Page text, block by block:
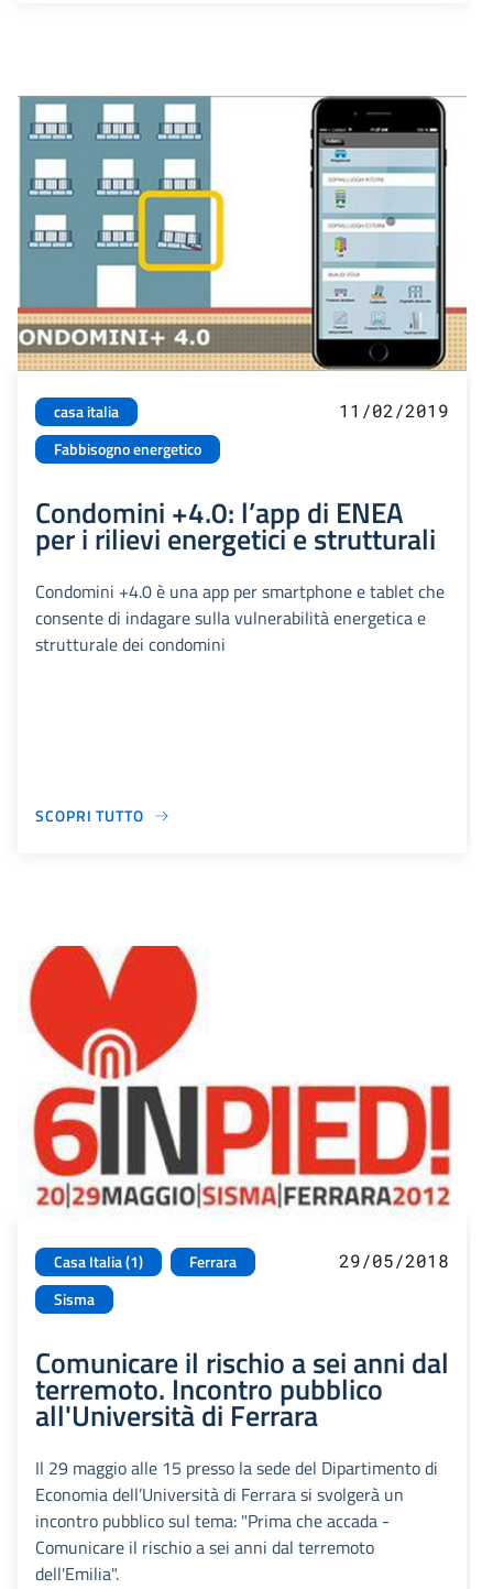
casa italia
Fabbisogno energetico
11/02/2019
Condomini +4.0: l’app di ENEA
per i rilievi energetici e strutturali
Condomini +4.0 è una app per smartphone e tablet che
consente di indagare sulla vulnerabilità energetica e
strutturale dei condomini
SCOPRI TUTTO
Casa Italia (1)
Ferrara
Sisma
29/05/2018
Comunicare il rischio a sei anni dal
terremoto. Incontro pubblico
all'Università di Ferrara
Il 29 maggio alle 15 presso la sede del Dipartimento di
Economia dell’Università di Ferrara si svolgerà un
incontro pubblico sul tema: "Prima che accada -
Comunicare il rischio a sei anni dal terremoto
dell'Emilia".